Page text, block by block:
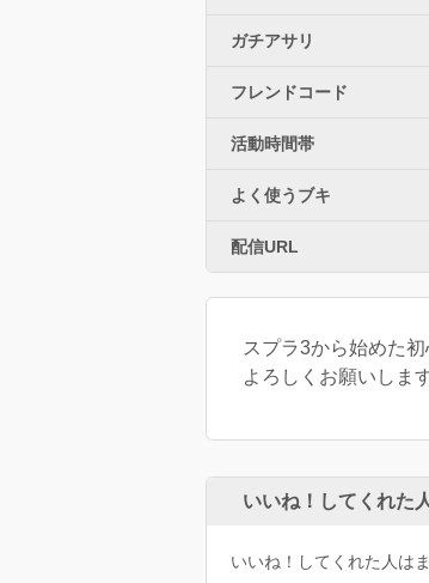
ガチアサリ
フレンドコード
活動時間帯
よく使うブキ
配信URL
スプラ3から始めた
よろしくお願いしま
いいね！してくれた
いいね！してくれた人は